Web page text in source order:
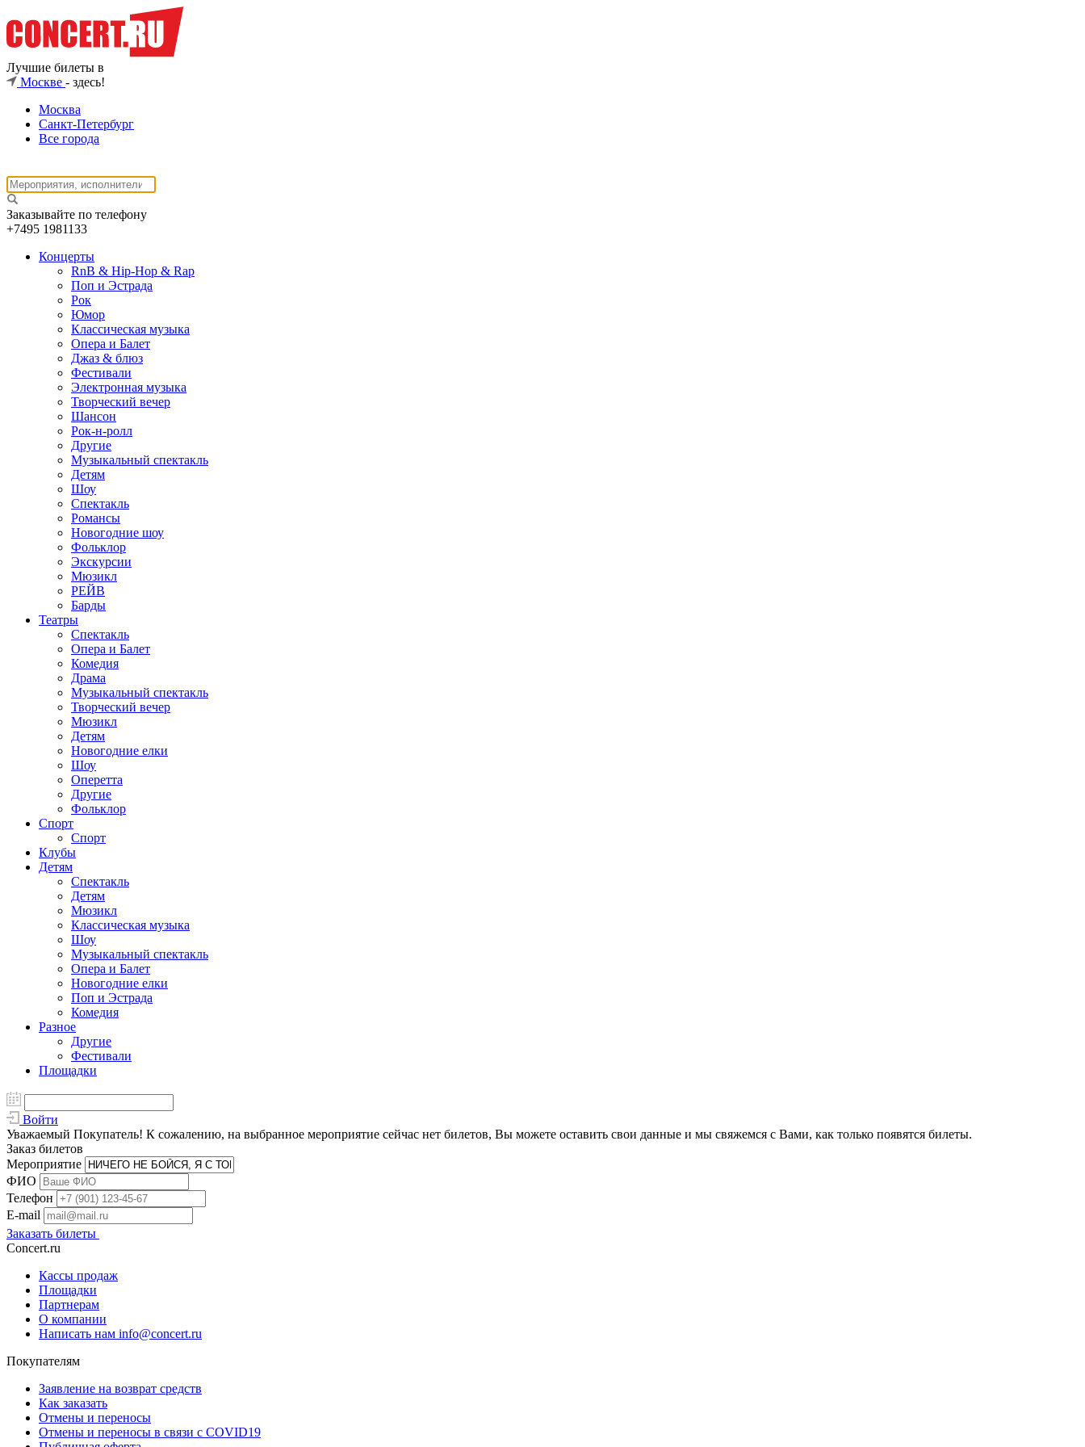
Лучшие билеты в
Москве - здесь!
Москва
Санкт-Петербург
Все города
Заказывайте по телефону
+7495 1981133
Концерты
RnB & Hip-Hop & Rap
Поп и Эстрада
Рок
Юмор
Классическая музыка
Опера и Балет
Джаз & блюз
Фестивали
Электронная музыка
Творческий вечер
Шансон
Рок-н-ролл
Другие
Музыкальный спектакль
Детям
Шоу
Спектакль
Романсы
Новогодние шоу
Фольклор
Экскурсии
Мюзикл
РЕЙВ
Барды
Театры
Спектакль
Опера и Балет
Комедия
Драма
Музыкальный спектакль
Творческий вечер
Мюзикл
Детям
Новогодние елки
Шоу
Оперетта
Другие
Фольклор
Спорт
Спорт
Клубы
Детям
Спектакль
Детям
Мюзикл
Классическая музыка
Шоу
Музыкальный спектакль
Опера и Балет
Новогодние елки
Поп и Эстрада
Комедия
Разное
Другие
Фестивали
Площадки
Войти
Уважаемый Покупатель! К сожалению, на выбранное мероприятие сейчас нет билетов, Вы можете оставить свои данные и мы свяжемся с Вами, как только появятся билеты.
Заказ билетов
Мероприятие
ФИО
Телефон
E-mail
Заказать билеты
Concert.ru
Кассы продаж
Площадки
Партнерам
О компании
Написать нам info@concert.ru
Покупателям
Заявление на возврат средств
Как заказать
Отмены и переносы
Отмены и переносы в связи с COVID19